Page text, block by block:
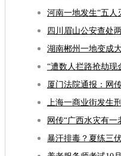
湖南郴州一地变成
厦门法院通报：网